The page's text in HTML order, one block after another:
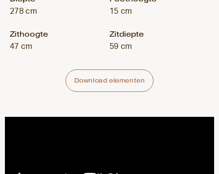
278 cm 15 cm
Zithoogte
47 cm
Zitdiepte
59 cm
Download elementen